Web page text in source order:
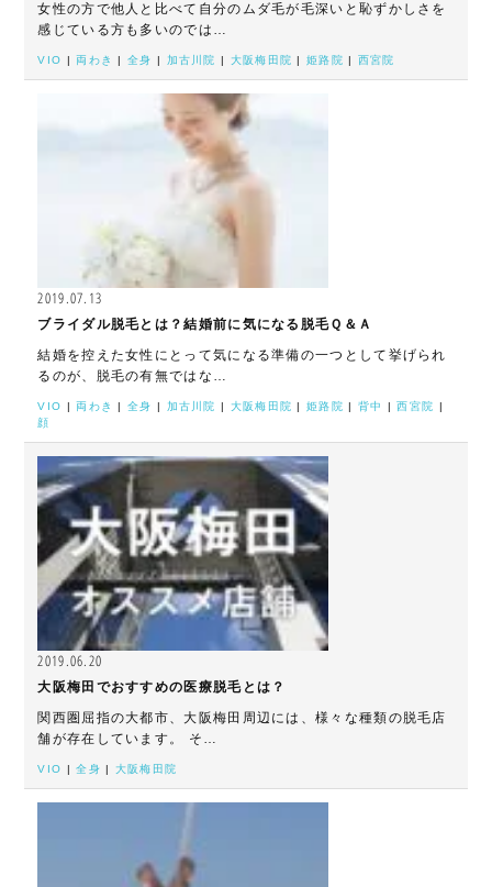
女性の方で他人と比べて自分のムダ毛が毛深いと恥ずかしさを
感じている方も多いのでは…
VIO 両わき |全身 加古川院 大阪梅田院 |姫路院 西宮院
2019.07.13
ブライダル脱毛とは？結婚前に気になる脱毛Ｑ＆Ａ
結婚を控えた女性にとって気になる準備の一つとして挙げられ
るのが、脱毛の有無ではな…
VIO 両わき |全身 加古川院 大阪梅田院 |姫路院 背中 西宮院
顔
2019.06.20
大阪梅田でおすすめの医療脱毛とは？
関西圏屈指の大都市、大阪梅田周辺には、様々な種類の脱毛店
舗が存在しています。 そ…
VIO |全身 大阪梅田院